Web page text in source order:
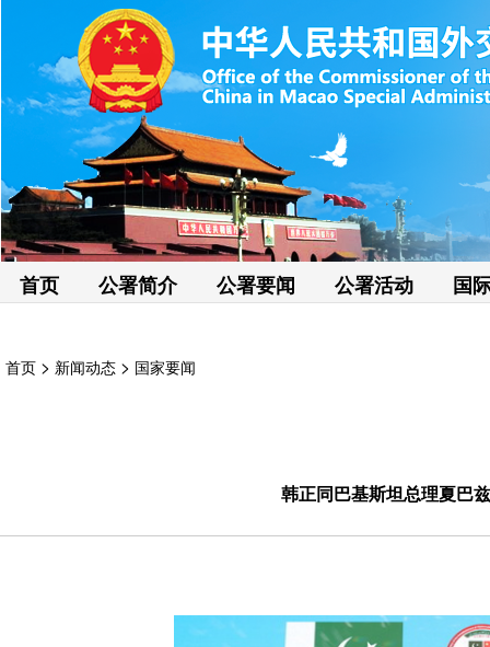
首页 公署简介 公署要闻 公署活动 国
首页 > 新闻动态 > 国家要闻
韩正同巴基斯坦总理夏巴